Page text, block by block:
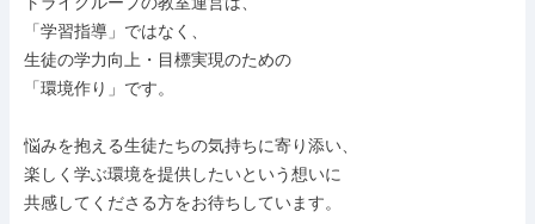
「学習指導」ではなく、
生徒の学力向上・目標実現のための
「環境作り」です。
悩みを抱える生徒たちの気持ちに寄り添い、
楽しく学ぶ環境を提供したいという想いに
共感してくださる方をお待ちしています。